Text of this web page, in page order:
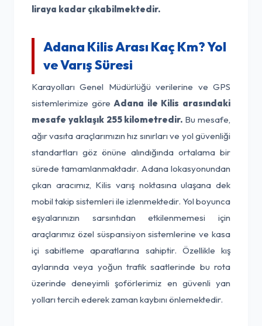
liraya kadar çıkabilmektedir.
Adana Kilis Arası Kaç Km? Yol
ve Varış Süresi
Karayolları Genel Müdürlüğü verilerine ve GPS
sistemlerimize göreAdana ile Kilis arasındaki
mesafe yaklaşık 255 kilometredir. Bu mesafe,
ağır vasıta araçlarımızın hız sınırları ve yol güvenliği
standartları göz önüne alındığında ortalama bir
sürede tamamlanmaktadır. Adana lokasyonundan
çıkan aracımız, Kilis varış noktasına ulaşana dek
mobil takip sistemleri ile izlenmektedir. Yol boyunca
eşyalarınızın sarsıntıdan etkilenmemesi için
araçlarımız özel süspansiyon sistemlerine ve kasa
içi sabitleme aparatlarına sahiptir. Özellikle kış
aylarında veya yoğun trafik saatlerinde bu rota
üzerinde deneyimli şoförlerimiz en güvenli yan
yolları tercih ederek zaman kaybını önlemektedir.